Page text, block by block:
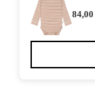
84,00